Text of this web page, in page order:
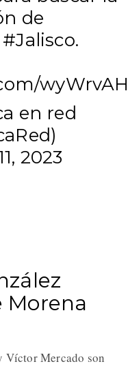
de
#Jalisco.
en red
2023
Morena
Víctor Mercado son